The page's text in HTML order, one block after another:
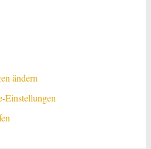
ändern
Einstellungen